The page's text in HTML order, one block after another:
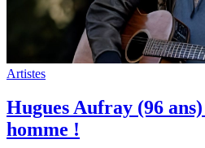
Artistes
Hugues Aufray (96
homme !